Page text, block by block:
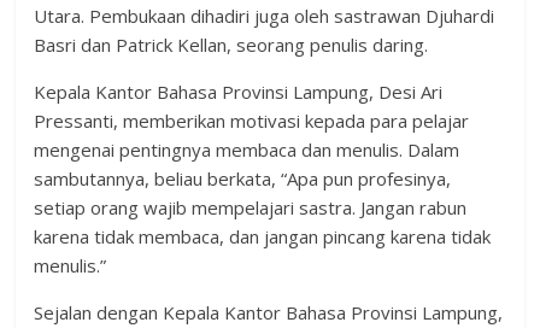
Utara. Pembukaan dihadiri juga oleh sastrawan Djuhardi
Basri dan Patrick Kellan, seorang penulis daring.
Kepala Kantor Bahasa Provinsi Lampung, Desi Ari
Pressanti, memberikan motivasi kepada para pelajar
mengenai pentingnya membaca dan menulis. Dalam
sambutannya, beliau berkata, “Apa pun profesinya,
setiap orang wajib mempelajari sastra. Jangan rabun
karena tidak membaca, dan jangan pincang karena tidak
menulis.”
Sejalan dengan Kepala Kantor Bahasa Provinsi Lampung,